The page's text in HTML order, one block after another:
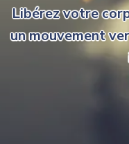
Libérez votre
un mouvement